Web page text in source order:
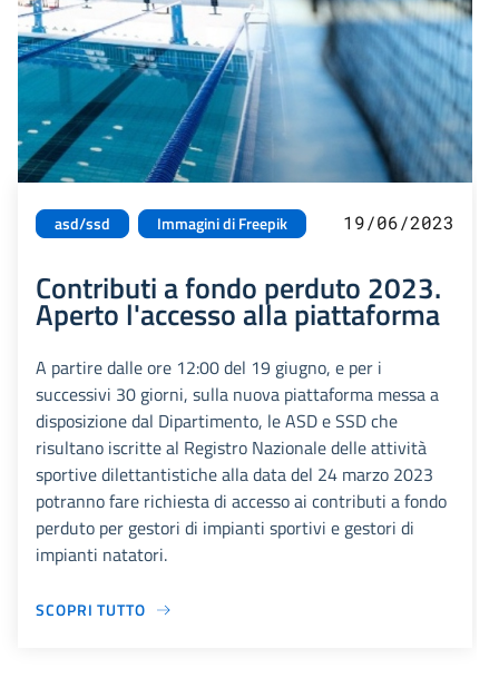
asd/ssd Immagini di Freepik 19/06/2023
Contributi a fondo perduto 2023.
Aperto l'accesso alla piattaforma
A partire dalle ore 12:00 del 19 giugno, e per i
successivi 30 giorni, sulla nuova piattaforma messa a
disposizione dal Dipartimento, le ASD e SSD che
risultano iscritte al Registro Nazionale delle attività
sportive dilettantistiche alla data del 24 marzo 2023
potranno fare richiesta di accesso ai contributi a fondo
perduto per gestori di impianti sportivi e gestori di
impianti natatori.
SCOPRI TUTTO